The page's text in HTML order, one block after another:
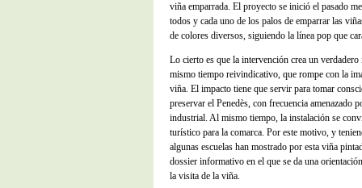
viña emparrada. El proyecto se inició el pasado
todos y cada uno de los palos de emparrar las
de colores diversos, siguiendo la línea pop que
Lo cierto es que la intervención crea un
mismo tiempo reivindicativo, que rompe con la
viña. El impacto tiene que servir para tomar
preservar el Penedès, con frecuencia amenazado
industrial. Al mismo tiempo, la instalación se
turístico para la comarca. Por este motivo, y
algunas escuelas han mostrado por esta viña
dossier informativo en el que se da una
la visita de la viña.